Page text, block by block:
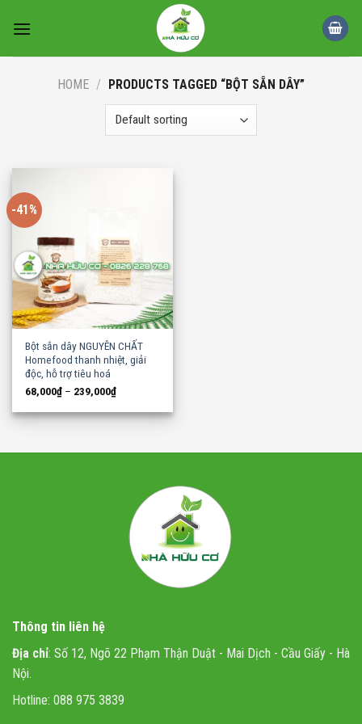
HOME / PRODUCTS TAGGED “BỘT SẴN DÂY”
-41%
Bột sắn dây NGUYÊN CHẤT
Homefood thanh nhiệt, giải
độc, hỗ trợ tiêu hoá
68,000₫ – 239,000₫
Thông tin liên hệ
Địa chỉ: Số 12, Ngõ 22 Phạm Thận Duật - Mai Dịch - Cầu Giấy - Hà
Nội.
Hotline: 088 975 3839